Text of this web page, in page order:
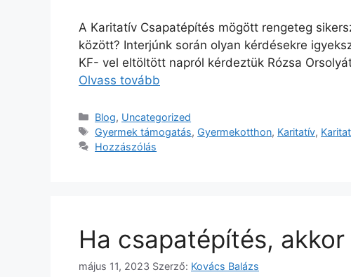
A Karitatív Csapatépítés mögött rengeteg
között? Interjúnk során olyan kérdésekre
KF- vel eltöltött napról kérdeztük Rózsa
Olvass tovább
Blog, Uncategorized
Gyermek támogatás, Gyermekotthon, Karitatív,
Hozzászólás
Ha csapatépítés,
május 11, 2023 Szerző: Kovács Balázs